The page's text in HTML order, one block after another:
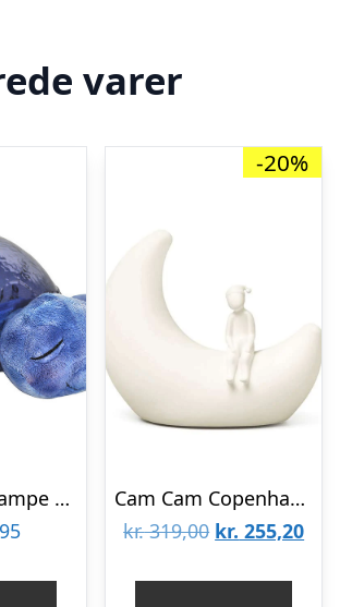
varer
Cloud-B Natlampe m. Lyd – Tranquil Turtle – Ocean – Blå
-20%
Cam Cam Copenhagen Natlampe – Måne/Off White
kr.319,00 Den
kr. 255,20Den